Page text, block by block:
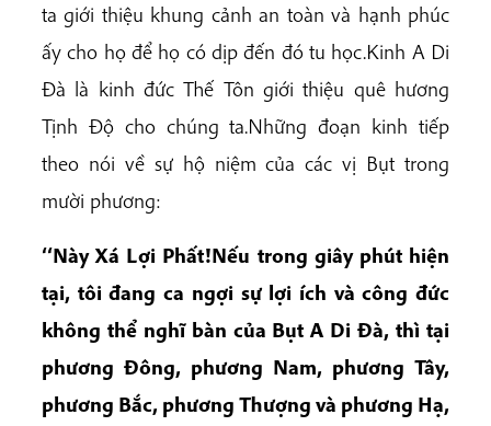
ta giới thiệu khung cảnh an toàn và hạnh phúc
ấy cho họ để họ có dịp đến đó tu học.Kinh A Di
Đà là kinh đức Thế Tôn giới thiệu quê hương
Tịnh Độ cho chúng ta.Những đoạn kinh tiếp
theo nói về sự hộ niệm của các vị Bụt trong
mười phương:
‘‘Này Xá Lợi Phất!Nếu trong giây phút hiện
tại, tôi đang ca ngợi sự lợi ích và công đức
không thể nghĩ bàn của Bụt A Di Đà, thì tại
phương Đông, phương Nam, phương Tây,
phương Bắc, phương Thượng và phương Hạ,